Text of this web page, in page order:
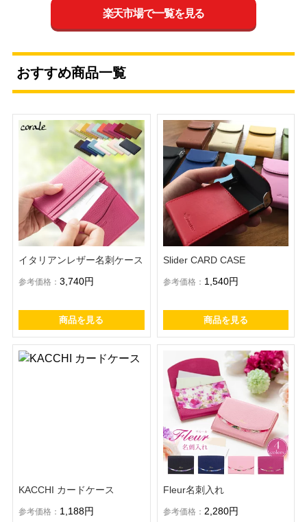
楽天市場で一覧を見る
おすすめ商品一覧
イタリアンレザー名刺ケース
参考価格：3,740円
商品を見る
Slider CARD CASE
参考価格： 1,540円
商品を見る
KACCHI カードケース
参考価格： 1,188円
Fleur名刺入れ
参考価格： 2,280円